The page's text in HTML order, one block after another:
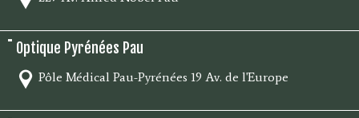
Optique Pyrénées Pau
Pôle Médical Pau-Pyrénées 19 Av. de l'Europe